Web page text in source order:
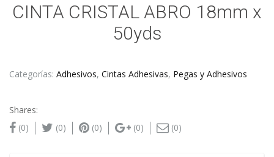
CINTA CRISTAL ABRO 18mm x
50yds
Categorías: Adhesivos, Cintas Adhesivas, Pegas y Adhesivos
Shares:
(0)
(0) (0) (0) (0)